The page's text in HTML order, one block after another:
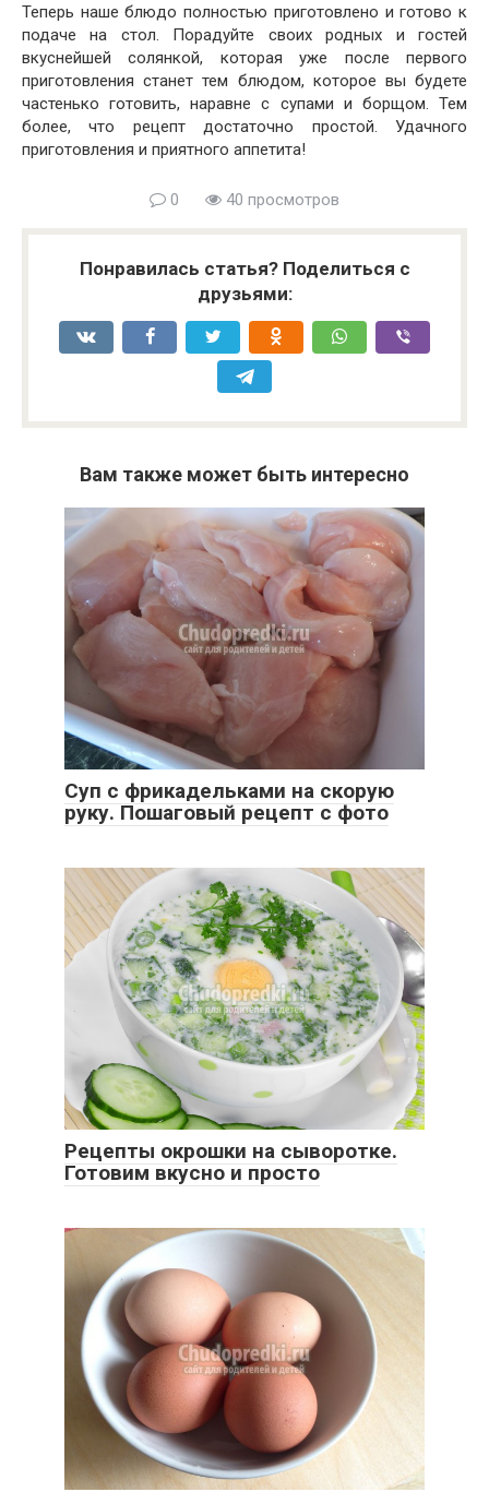
Теперь наше блюдо полностью приготовлено и готово к
подаче на стол. Порадуйте своих родных и гостей
вкуснейшей солянкой, которая уже после первого
приготовления станет тем блюдом, которое вы будете
частенько готовить, наравне с супами и борщом. Тем
более, что рецепт достаточно простой. Удачного
приготовления и приятного аппетита!
0 40 просмотров
Понравилась статья? Поделиться с
друзьями:
Вам также может быть интересно
Суп с фрикадельками на скорую
руку. Пошаговый рецепт с фото
Рецепты окрошки на сыворотке.
Готовим вкусно и просто